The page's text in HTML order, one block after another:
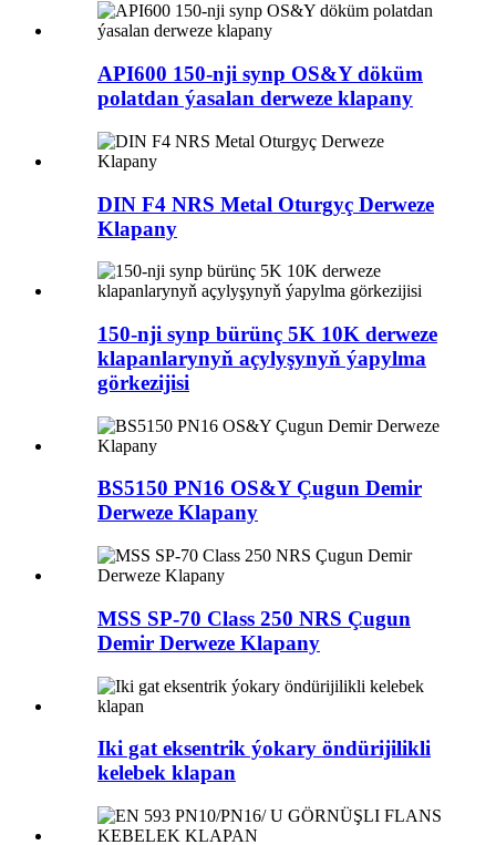
API600 150-nji synp OS&Y döküm
polatdan ýasalan derweze klapany
DIN F4 NRS Metal Oturgyç Derweze
Klapany
150-nji synp bürünç 5K 10K derweze
klapanlarynyň açylyşynyň ýapylma
görkezijisi
BS5150 PN16 OS&Y Çugun Demir
Derweze Klapany
MSS SP-70 Class 250 NRS Çugun
Demir Derweze Klapany
Iki gat eksentrik ýokary öndürijilikli
kelebek klapan